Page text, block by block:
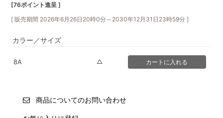
[76ポイント進呈 ]
[ 販売期間 2026年6月26日20時0分～ 2030年12月31日23時59分 ]
カラー／サイズ
8A △
商品についてのお問い合わせ